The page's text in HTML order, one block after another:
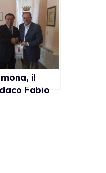
scelta
non
puo’
il
Fabio